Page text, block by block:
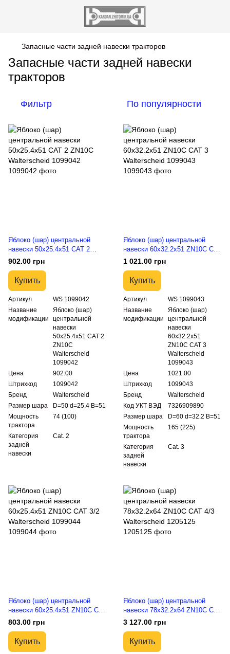
Запасные части задней навески тракторов
Запасные части задней навески
тракторов
Фильтр По популярности
Яблоко (шар) центральной
навески 50x25.4x51 CAT 2
ZN10C Walterscheid 1099042
902.00 грн
Купить
Артикул
WS 1099042
Название
модификации
Яблоко (шар)
центральной
навески
50x25.4x51 CAT 2
ZN10C
Walterscheid
1099042
Цена
902.00
Штрихкод
1099042
Бренд
Walterscheid
Размер шара
D=50 d=25.4 B=51
Мощность
трактора
74 (100)
Категория
задней
навески
Cat. 2
Яблоко (шар) центральной
навески 60x32.2x51 ZN10C CAT
3 Walterscheid 1099043
1 021.00 грн
Купить
Артикул
WS 1099043
Название
модификации
Яблоко (шар)
центральной
навески
60x32.2x51
ZN10C CAT 3
Walterscheid
1099043
Цена
1021.00
Штрихкод
1099043
Бренд
Walterscheid
Код УКТ ВЭД
7326909890
Размер шара
D=60 d=32.2 B=51
Мощность
трактора
165 (225)
Категория
задней
навески
Cat. 3
Яблоко (шар) центральной
навески 60x25.4x51 ZN10C CAT
3/2 Walterscheid 1099044
803.00 грн
Купить
Яблоко (шар) центральной
навески 78x32.2x64 ZN10C CAT
4/3 Walterscheid 1205125
3 127.00 грн
Купить